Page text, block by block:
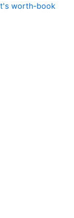
worth-book